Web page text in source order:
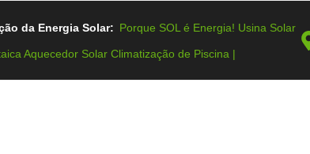
da Energia Solar: Porque SOL é Energia! Usina Solar
Aquecedor Solar Climatização de Piscina |